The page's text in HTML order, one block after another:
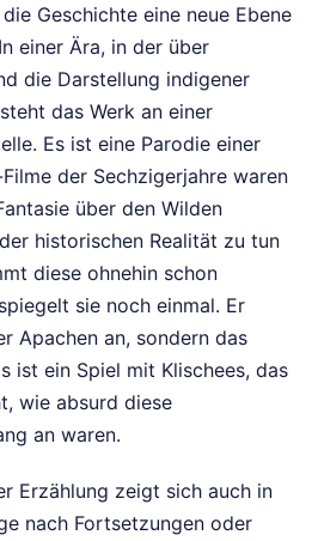
Geschichte eine neue Ebene
einer Ära, in der über
die Darstellung indigener
das Werk an einer
Es ist eine Parodie einer
der Sechzigerjahre waren
über den Wilden
historischen Realität zu tun
diese ohnehin schon
sie noch einmal. Er
Apachen an, sondern das
ist ein Spiel mit Klischees, das
wie absurd diese
an waren.
Erzählung zeigt sich auch in
nach Fortsetzungen oder